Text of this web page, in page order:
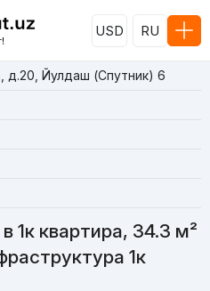
USD RU
д.20, Йулдаш (Спутник) 6
1к квартира, 34.3 м²
1к